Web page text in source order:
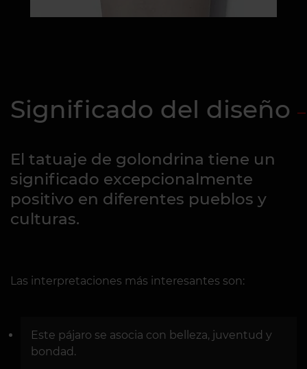
Significado del diseño
El tatuaje de golondrina tiene un
significado excepcionalmente
positivo en diferentes pueblos y
culturas.
Las interpretaciones más interesantes son:
Este pájaro se asocia con belleza, juventud y
bondad.